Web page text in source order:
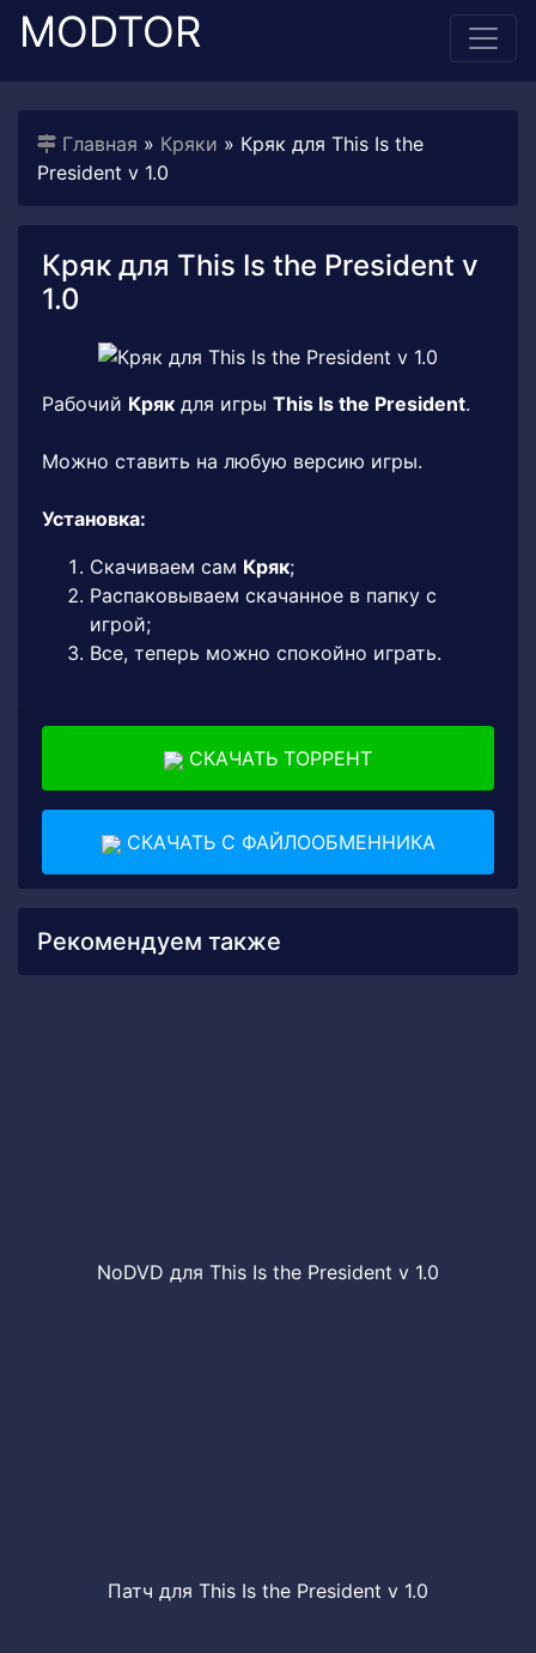
MODTOR
Главная » Кряки » Кряк для This Is the
President v 1.0
Кряк для This Is the President v
1.0
Рабочий Кряк для игры This Is the President.
Можно ставить на любую версию игры.
Установка:
Скачиваем сам Кряк;
Распаковываем скачанное в папку с
игрой;
Все, теперь можно спокойно играть.
СКАЧАТЬ ТОРРЕНТ
СКАЧАТЬ С ФАЙЛООБМЕННИКА
Рекомендуем также
NoDVD для This Is the President v 1.0
Патч для This Is the President v 1.0